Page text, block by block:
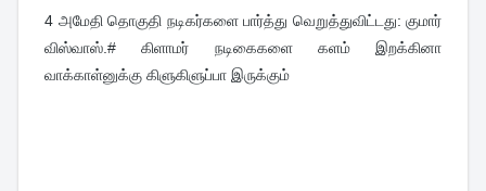
4 அமேதி தொகுதி நடிகர்களை பார்த்து வெறுத்துவிட்டது: குமார்
விஸ்வாஸ்.# கிளாமர் நடிகைகளை களம் இறக்கினா
வாக்காள்னுக்கு கிளுகிளுப்பா இருக்கும்